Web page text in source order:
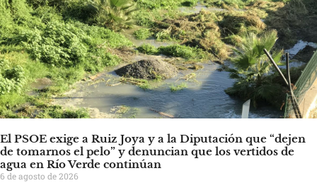
El PSOE exige a Ruiz Joya y a la Diputación que “dejen
de tomarnos el pelo” y denuncian que los vertidos de
agua en Río Verde continúan
6 de agosto de 2026